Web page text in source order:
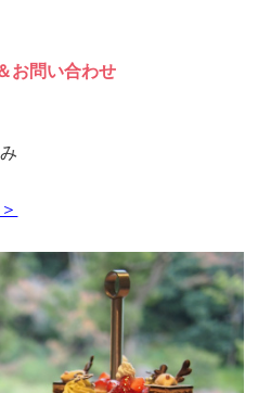
お問い合わせ